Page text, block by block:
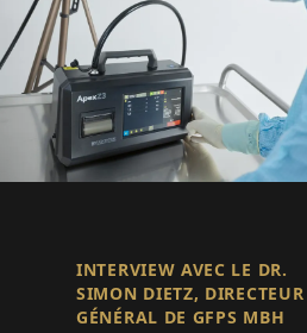
INTERVIEW AVEC LE DR.
SIMON DIETZ, DIRECTEUR
GÉNÉRAL DE GFPS MBH